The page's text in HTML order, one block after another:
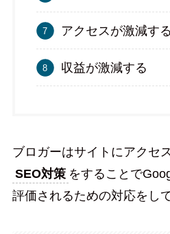
アクセスが激減する
収益が激減する
ブロガーはサイトにアクセ
SEO対策 をすることで
評価されるための対応をし